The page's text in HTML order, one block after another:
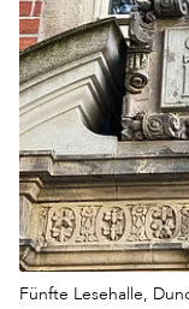
Fünfte Lesehalle,